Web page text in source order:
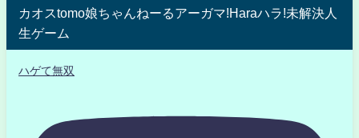
カオスtomo娘ちゃんねーるアーガマ!Haraハラ!未解決人
生ゲーム
ハゲて無双